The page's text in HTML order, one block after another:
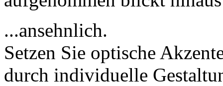
...ansehnlich.
Setzen Sie optische
durch individuelle